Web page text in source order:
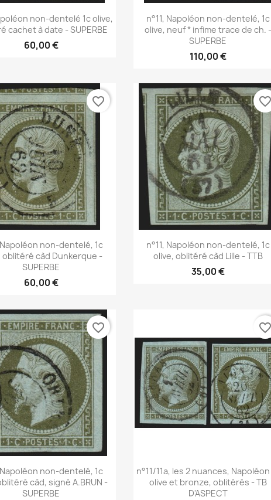
Aperçu rapide
non-dentelé 1c olive,
cachet à date - SUPERBE
60,00 €
Aperçu rapide
n°11, Napoléon non-dentelé, 1c
olive, neuf * infime trace de ch. -
SUPERBE
110,00 €
Aperçu rapide
Napoléon non-dentelé, 1c
oblitéré càd Dunkerque -
SUPERBE
60,00 €
favorite_border
Aperçu rapide
n°11, Napoléon non-dentelé, 1c
olive, oblitéré càd Lille - TTB
35,00 €
favorite_border
Aperçu rapide
Napoléon non-dentelé, 1c
càd, signé A.BRUN -
SUPERBE
favorite_border
Aperçu rapide
n°11/11a, les 2 nuances, Napoléon
olive et bronze, oblitérés - TB
D'ASPECT
favorite_border